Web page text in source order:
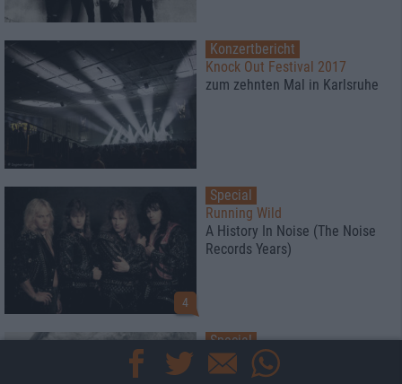
Konzertbericht
Knock Out Festival 2017
zum zehnten Mal in Karlsruhe
4
Special
Running Wild
A History In Noise (The Noise
Records Years)
Special
metal.de-Redaktion
Durch die Lappen gegangen